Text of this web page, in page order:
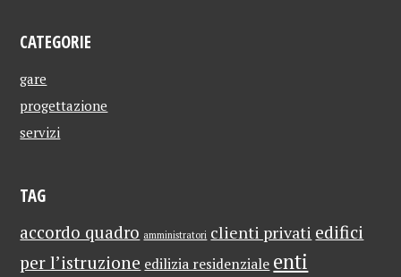
CATEGORIE
gare
progettazione
servizi
TAG
accordo quadro amministratori clienti privati edifici
per l’istruzione edilizia residenziale enti